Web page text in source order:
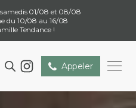
samedis 01/08 et 08/08
du 10/08 au 16/08
Tendance !
Appeler